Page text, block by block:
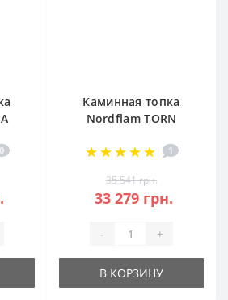
0
Каминная топка
Nordflam TORN
1
35 541 грн.
33 279 грн.
- +
В КОРЗИНУ